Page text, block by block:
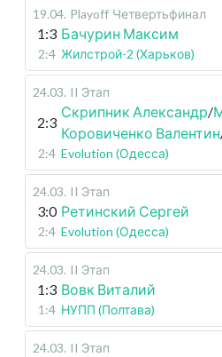
19.04. Playoff Четвертьфинал
1:3 Бачурин Максим
2:4 Жилстрой-2 (Харьков)
24.03. II Этап
2:3
Скрипник Александр/
Коровиченко Валентин
2:4 Evolution (Одесса)
24.03. II Этап
3:0 Ретинский Сергей
2:4 Evolution (Одесса)
24.03. II Этап
1:3 Вовк Виталий
1:4 НУПП (Полтава)
24.03. II Этап